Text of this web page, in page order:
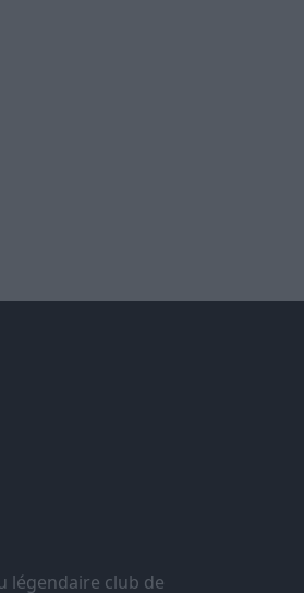
légendaire club de